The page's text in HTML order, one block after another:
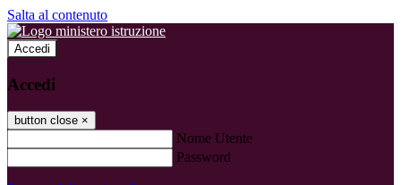
Salta al contenuto
Accedi
Accedi
button close ×
Nome Utente
Password